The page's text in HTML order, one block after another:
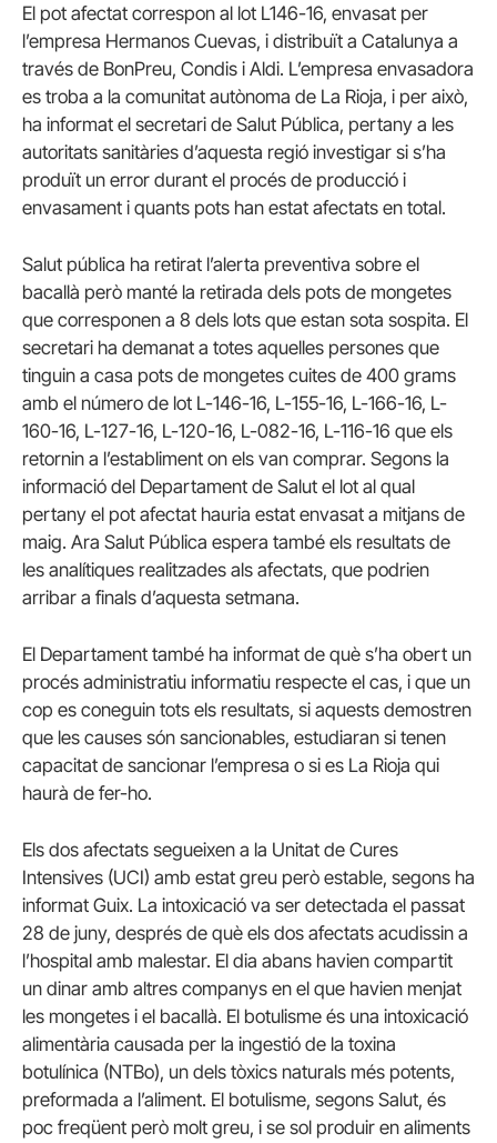
El pot afectat correspon al lot L146-16, envasat per
l’empresa Hermanos Cuevas, i distribuït a Catalunya a
través de BonPreu, Condis i Aldi. L’empresa envasadora
es troba a la comunitat autònoma de La Rioja, i per això,
ha informat el secretari de Salut Pública, pertany a les
autoritats sanitàries d’aquesta regió investigar si s’ha
produït un error durant el procés de producció i
envasament i quants pots han estat afectats en total.
Salut pública ha retirat l’alerta preventiva sobre el
bacallà però manté la retirada dels pots de mongetes
que corresponen a 8 dels lots que estan sota sospita. El
secretari ha demanat a totes aquelles persones que
tinguin a casa pots de mongetes cuites de 400 grams
amb el número de lot L-146-16, L-155-16, L-166-16, L-
160-16, L-127-16, L-120-16, L-082-16, L-116-16 que els
retornin a l’establiment on els van comprar. Segons la
informació del Departament de Salut el lot al qual
pertany el pot afectat hauria estat envasat a mitjans de
maig. Ara Salut Pública espera també els resultats de
les analítiques realitzades als afectats, que podrien
arribar a finals d’aquesta setmana.
El Departament també ha informat de què s’ha obert un
procés administratiu informatiu respecte el cas, i que un
cop es coneguin tots els resultats, si aquests demostren
que les causes són sancionables, estudiaran si tenen
capacitat de sancionar l’empresa o si es La Rioja qui
haurà de fer-ho.
Els dos afectats segueixen a la Unitat de Cures
Intensives (UCI) amb estat greu però estable, segons ha
informat Guix. La intoxicació va ser detectada el passat
28 de juny, després de què els dos afectats acudissin a
l’hospital amb malestar. El dia abans havien compartit
un dinar amb altres companys en el que havien menjat
les mongetes i el bacallà. El botulisme és una intoxicació
alimentària causada per la ingestió de la toxina
botulínica (NTBo), un dels tòxics naturals més potents,
preformada a l’aliment. El botulisme, segons Salut, és
poc freqüent però molt greu, i se sol produir en aliments